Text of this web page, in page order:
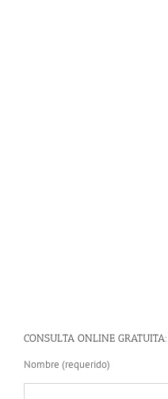
CONSULTA ONLINE GRATUITA:
Nombre (requerido)